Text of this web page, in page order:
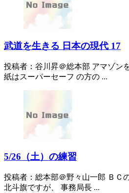
武道を生きる 日本の現代 17
投稿者：谷川昇＠総本部 アマゾン
紙はスーパーセーフ の方の ...
5/26（土）の練習
投稿者：総本部＠野々山一郎 ＢＣ
北斗旗ですが、 事務局長 ...